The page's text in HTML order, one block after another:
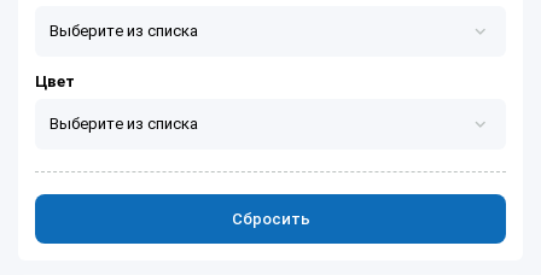
Выберите из списка
Цвет
Выберите из списка
Сбросить